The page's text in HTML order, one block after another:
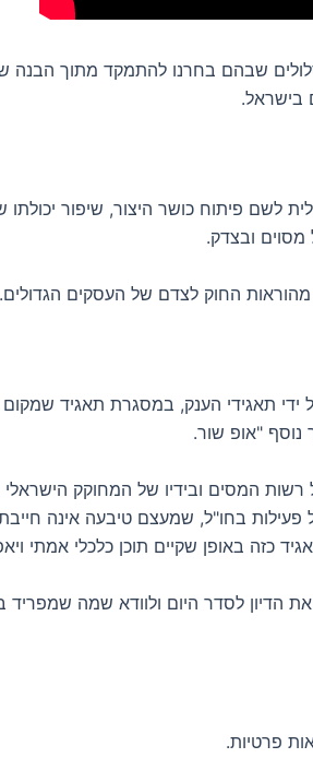
שבהם בחרנו להתמקד מתוך הבנה
בישראל.
לשם פיתוח כושר היצור, שיפור
מסוים ובצדק.
מהוראות החוק לצדם של העסקים הגדולים.
ידי תאגידי הענק, במסגרת תאגיד
"אופ שור.
המסים ובידיו של המחוקק
פעילות בחו"ל, שמעצם טיבעה אינה
כזה באופן שקיים תוכן כלכלי אמתי
הדיון לסדר היום ולוודא שמה
פרטיות.